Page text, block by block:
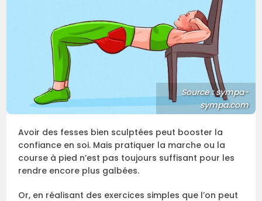
Source : sympa-
sympa.com
Avoir des fesses bien sculptées peut booster la
confiance en soi. Mais pratiquer la marche ou la
course à pied n’est pas toujours suffisant pour les
rendre encore plus galbées.
Or, en réalisant des exercices simples que l’on peut